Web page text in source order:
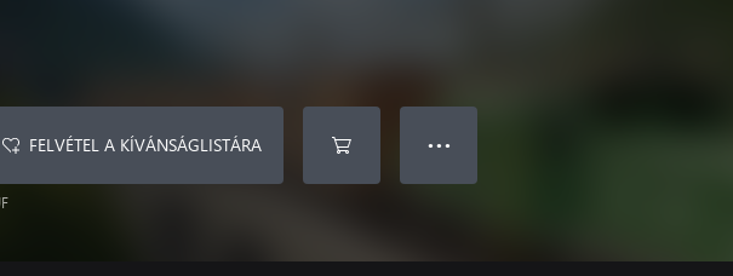
FELVÉTEL A KÍVÁNSÁGLISTÁRA ● ● ●